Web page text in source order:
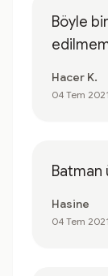
Böyle
Hacer K.
04 Tem 2021
Hasine
04 Tem 2021